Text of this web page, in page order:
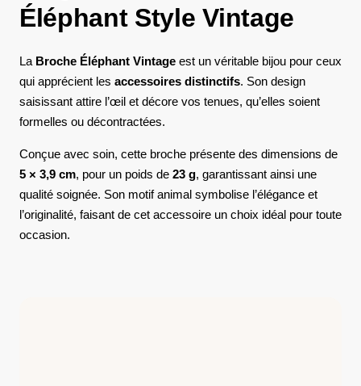
Éléphant Style Vintage
La Broche Éléphant Vintage est un véritable bijou pour ceux
qui apprécient les accessoires distinctifs. Son design
saisissant attire l’œil et décore vos tenues, qu’elles soient
formelles ou décontractées.
Conçue avec soin, cette broche présente des dimensions de
5 × 3,9 cm, pour un poids de 23 g, garantissant ainsi une
qualité soignée. Son motif animal symbolise l’élégance et
l’originalité, faisant de cet accessoire un choix idéal pour toute
occasion.